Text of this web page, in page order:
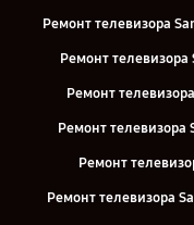
Ремонт телевизора
Ремонт телевизора
Ремонт
Ремонт телевизора
Ремонт
Ремонт телевизора